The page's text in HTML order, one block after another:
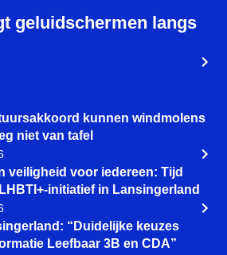
geluidschermen langs
kunnen windmolens
niet van tafel
veiligheid voor iedereen: Tijd
initiatief in Lansingerland
“Duidelijke keuzes
Leefbaar 3B en CDA”